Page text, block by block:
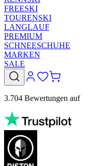
FREESKI
TOURENSKI
LANGLAUF
PREMIUM
SCHNEESCHUHE
MARKEN
SALE
3.704 Bewertungen auf